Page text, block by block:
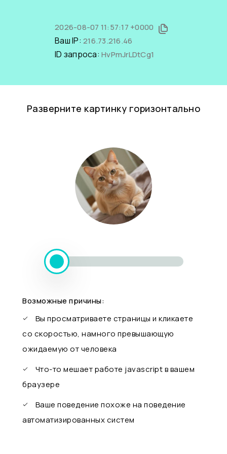
2026-08-07 11:57:17 +0000
Ваш IP: 216.73.216.46
ID запроса: HvPmJrLDtCg1
Разверните картинку горизонтально
Возможные причины:
Вы просматриваете страницы и кликаете
со скоростью, намного превышающую
ожидаемую от человека
Что-то мешает работе javascript в вашем
браузере
Ваше поведение похоже на поведение
автоматизированных систем